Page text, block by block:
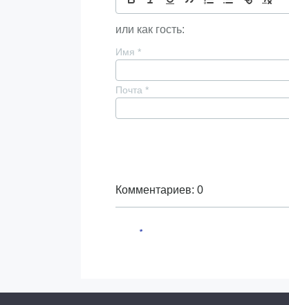
или как гость:
Имя *
Почта *
Комментариев: 0